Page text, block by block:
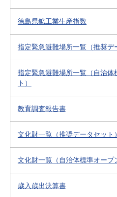
徳島県鉱工業生産指数
指定緊急避難場所一覧（推奨デ
指定緊急避難場所一覧（自治体
ト）
教育調査報告書
文化財一覧（推奨データセット）
文化財一覧（自治体標準オープ
歳入歳出決算書